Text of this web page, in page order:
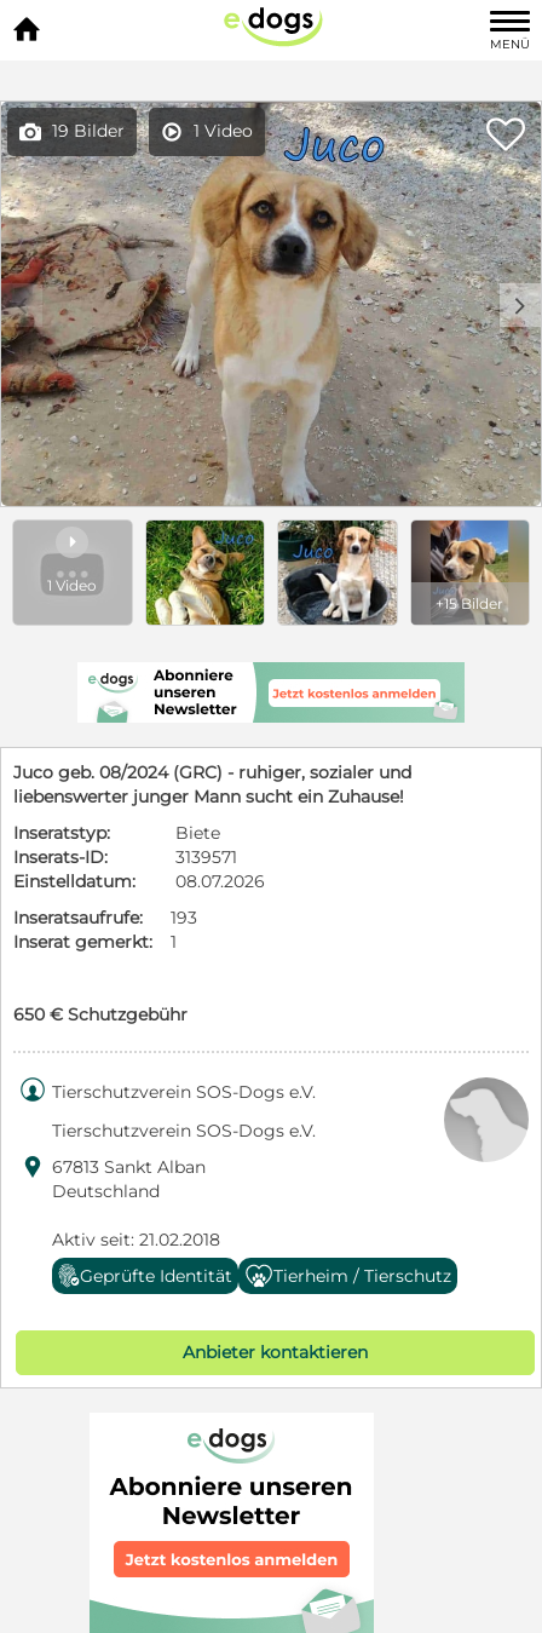

MENÜ
 19 Bilder  1 Video 
c d

1 Video
+15 Bilder
Juco geb. 08/2024 (GRC) - ruhiger, sozialer und
liebenswerter junger Mann sucht ein Zuhause!
Inseratstyp:
Biete
Inserats-ID:
3139571
Einstelldatum:
08.07.2026
Inseratsaufrufe:
193
Inserat gemerkt:
1
650 € Schutzgebühr
 Tierschutzverein SOS-Dogs e.V.
Tierschutzverein SOS-Dogs e.V.
 67813 Sankt Alban
Deutschland
Aktiv seit: 21.02.2018
Geprüfte Identität
Tierheim / Tierschutz
Anbieter kontaktieren